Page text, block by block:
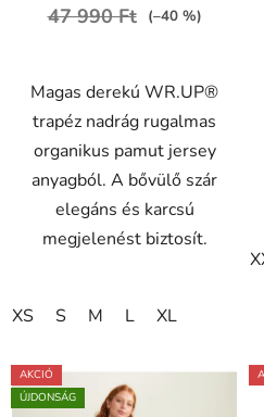
47 990 Ft (–40 %)
Magas derekú WR.UP®
trapéz nadrág rugalmas
organikus pamut jersey
anyagból. A bővülő szár
elegáns és karcsú
megjelenést biztosít.
XS S M L XL
AKCIÓ
ÚJDONSÁG